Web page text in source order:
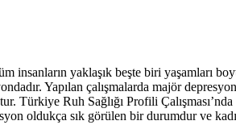
insanların yaklaşık beşte biri yaşamları
Yapılan çalışmalarda majör
Türkiye Ruh Sağlığı Profili
oldukça sık görülen bir durumdur ve